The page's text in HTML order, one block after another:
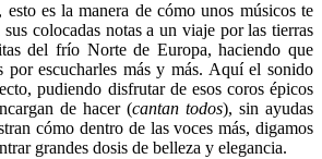
es la manera de cómo unos músicos te
colocadas notas a un viaje por las tierras
del frío Norte de Europa, haciendo que
por escucharles más y más. Aquí el sonido
pudiendo disfrutar de esos coros épicos
de hacer (cantan todos), sin ayudas
cómo dentro de las voces más, digamos
grandes dosis de belleza y elegancia.